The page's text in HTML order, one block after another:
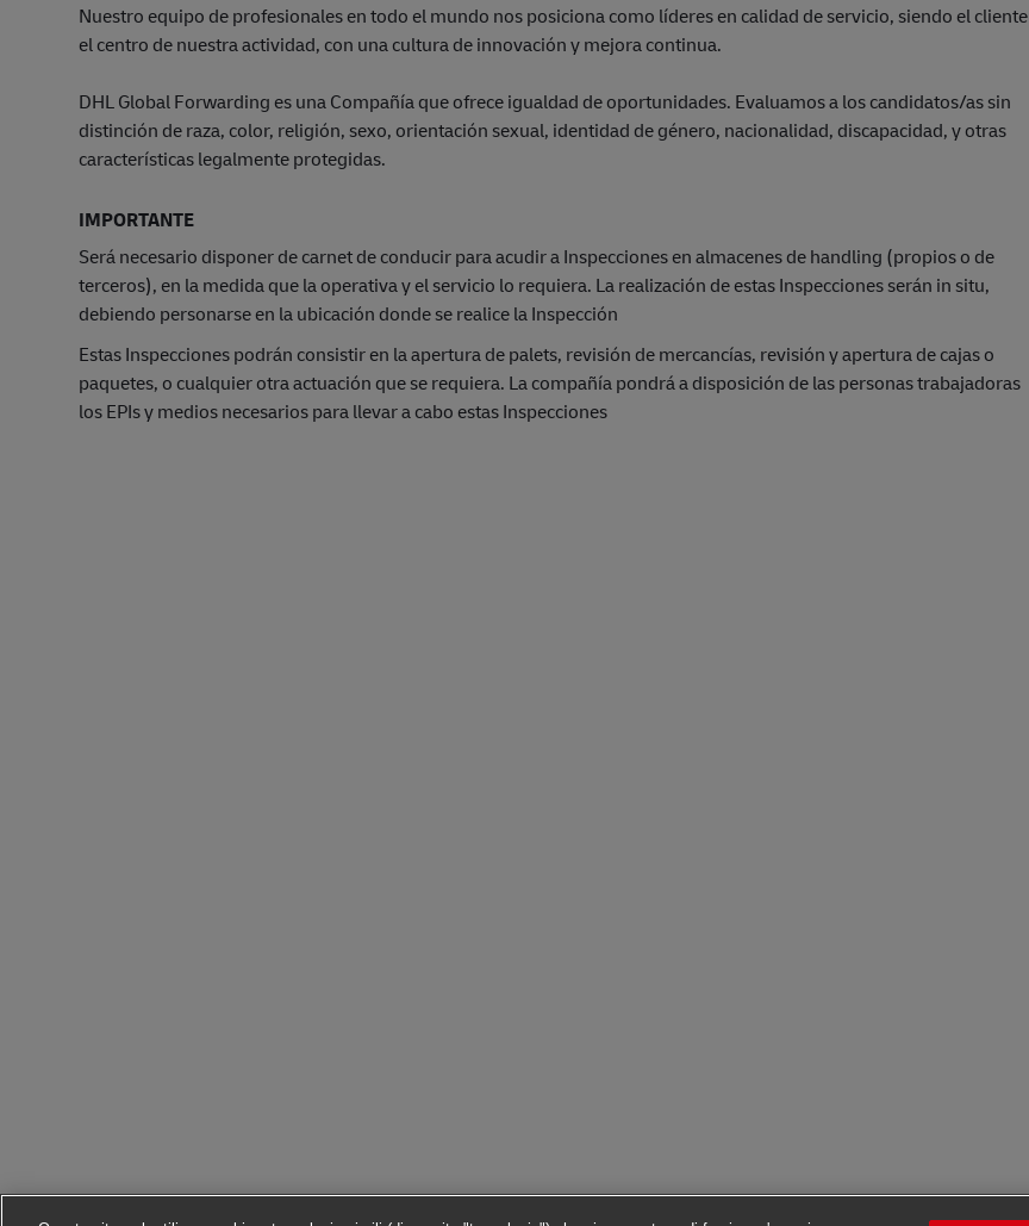
Nuestro equipo de profesionales en todo el mundo nos posiciona como líderes en calidad de servicio, siendo el cliente
el centro de nuestra actividad, con una cultura de innovación y mejora continua.
DHL Global Forwarding es una Compañía que ofrece igualdad de oportunidades. Evaluamos a los candidatos/as sin
distinción de raza, color, religión, sexo, orientación sexual, identidad de género, nacionalidad, discapacidad, y otras
características legalmente protegidas.
IMPORTANTE
Será necesario disponer de carnet de conducir para acudir a Inspecciones en almacenes de handling (propios o de
terceros), en la medida que la operativa y el servicio lo requiera. La realización de estas Inspecciones serán in situ,
debiendo personarse en la ubicación donde se realice la Inspección
Estas Inspecciones podrán consistir en la apertura de palets, revisión de mercancías, revisión y apertura de cajas o
paquetes, o cualquier otra actuación que se requiera. La compañía pondrá a disposición de las personas trabajadoras
los EPIs y medios necesarios para llevar a cabo estas Inspecciones